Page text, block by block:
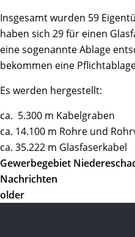
Insgesamt wurden 59
haben sich 29 für einen
eine sogenannte Ablage
bekommen eine
Es werden hergestellt:
ca. 5.300 m Kabelgraben
ca. 14.100 m Rohre und
ca. 35.222 m Glasfaserkabel
Gewerbegebiet
Nachrichten
older